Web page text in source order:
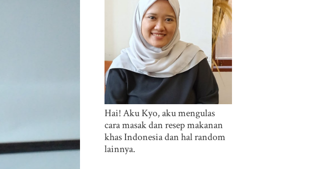
Hai! Aku Kyo, aku mengulas
cara masak dan resep makanan
khas Indonesia dan hal random
lainnya.